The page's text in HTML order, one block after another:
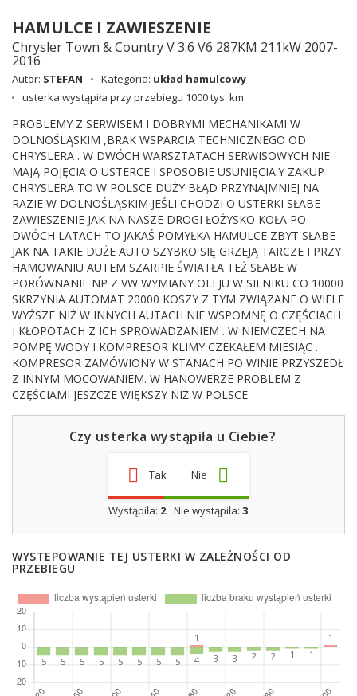
HAMULCE I ZAWIESZENIE
Chrysler Town & Country V 3.6 V6 287KM 211kW 2007-
2016
Autor: STEFAN Kategoria: układ hamulcowy
usterka wystąpiła przy przebiegu 1000 tys. km
PROBLEMY Z SERWISEM I DOBRYMI MECHANIKAMI W
DOLNOŚLĄSKIM ,BRAK WSPARCIA TECHNICZNEGO OD
CHRYSLERA . W DWÓCH WARSZTATACH SERWISOWYCH NIE
MAJĄ POJĘCIA O USTERCE I SPOSOBIE USUNIĘCIA.Y ZAKUP
CHRYSLERA TO W POLSCE DUŻY BŁĄD PRZYNAJMNIEJ NA
RAZIE W DOLNOŚLĄSKIM JEŚLI CHODZI O USTERKI SŁABE
ZAWIESZENIE JAK NA NASZE DROGI ŁOŻYSKO KOŁA PO
DWÓCH LATACH TO JAKAŚ POMYŁKA HAMULCE ZBYT SŁABE
JAK NA TAKIE DUŻE AUTO SZYBKO SIĘ GRZEJĄ TARCZE I PRZY
HAMOWANIU AUTEM SZARPIE ŚWIATŁA TEŻ SŁABE W
PORÓWNANIE NP Z VW WYMIANY OLEJU W SILNIKU CO 10000
SKRZYNIA AUTOMAT 20000 KOSZY Z TYM ZWIĄZANE O WIELE
WYŻSZE NIŻ W INNYCH AUTACH NIE WSPOMNĘ O CZĘŚCIACH
I KŁOPOTACH Z ICH SPROWADZANIEM . W NIEMCZECH NA
POMPĘ WODY I KOMPRESOR KLIMY CZEKAŁEM MIESIĄC .
KOMPRESOR ZAMÓWIONY W STANACH PO WINIE PRZYSZEDŁ
Z INNYM MOCOWANIEM. W HANOWERZE PROBLEM Z
CZĘŚCIAMI JESZCZE WIĘKSZY NIŻ W POLSCE
Czy usterka wystąpiła u Ciebie?
Tak Nie
Wystąpiła: 2 Nie wystąpiła: 3
WYSTEPOWANIE TEJ USTERKI W ZALEŻNOŚCI OD
PRZEBIEGU